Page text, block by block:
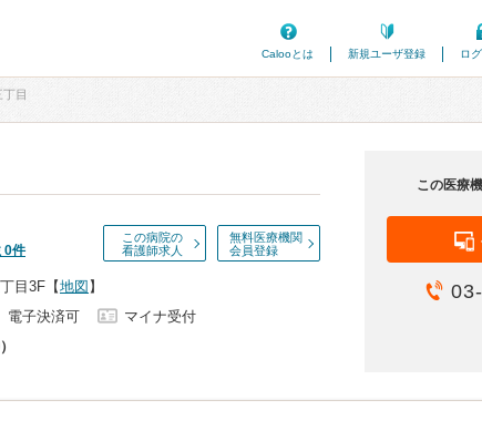
Calooとは
新規ユーザ登録 ロ
目
この病院の
看護師求人
無料医療機関
会員登録
0件
目3F 【地図 】
電子決済可
マイナ受付
この医療